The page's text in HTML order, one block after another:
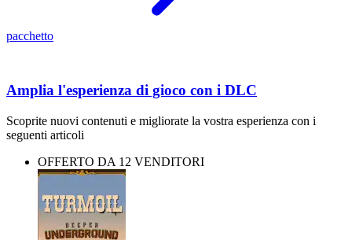
pacchetto
Amplia l'esperienza di gioco con i DLC
Scoprite nuovi contenuti e migliorate la vostra esperienza con i
seguenti articoli
OFFERTO DA 12 VENDITORI